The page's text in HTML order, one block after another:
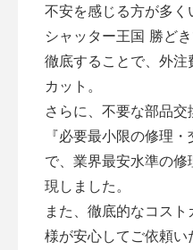
不安を感じる方が多く
シャッター王国 勝ど
徹底することで、外
カット。
さらに、不要な部品
『必要最小限の修理
で、業界最安水準の
現しました。
また、徹底的なコス
様が安心してご依頼